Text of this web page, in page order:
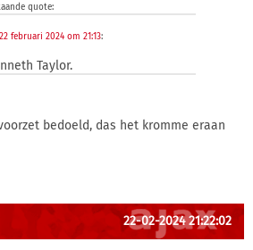
quote:
22 februari 2024 om 21:13:
Taylor.
bedoeld, das het kromme eraan
22-02-2024 21:22:02